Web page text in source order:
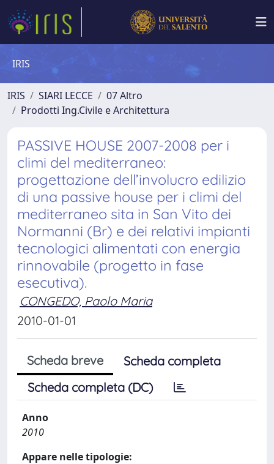
IRIS
IRIS SIARI LECCE
07 Altro
Prodotti Ing.Civile e Architettura
PASSIVE HOUSE 2007-2008 per i
climi del mediterraneo:
progettazione dell’involucro edilizio
di una passive house per i climi del
mediterraneo sita in San Vito dei
Normanni (Br) e dei relativi impianti
tecnologici alimentati con energia
rinnovabile (progetto in fase
esecutiva).
CONGEDO, Paolo Maria
2010-01-01
Scheda breve
Scheda completa
Scheda completa (DC)
Anno
2010
Appare nelle tipologie: